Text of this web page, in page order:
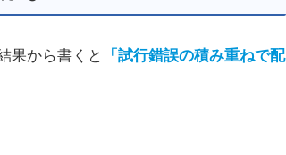
果から書くと
「試行錯誤の積み重ねで配